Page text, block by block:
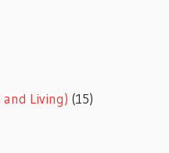
Living) (15)